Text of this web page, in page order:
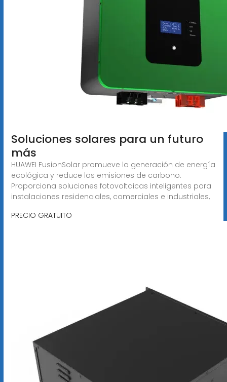
Soluciones solares para un futuro
más
HUAWEI FusionSolar promueve la generación de energía
ecológica y reduce las emisiones de carbono.
Proporciona soluciones fotovoltaicas inteligentes para
instalaciones residenciales, comerciales e industriales,
PRECIO GRATUITO